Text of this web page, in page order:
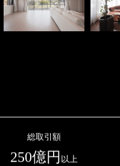
総取引額
250億円 以上